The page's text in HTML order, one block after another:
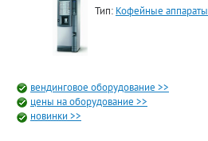
Тип: Кофейные аппараты
вендинговое оборудование >>
цены на оборудование >>
новинки >>